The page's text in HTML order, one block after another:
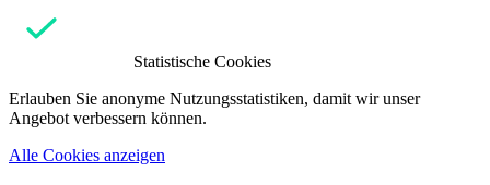
Statistische Cookies
Erlauben Sie anonyme Nutzungsstatistiken, damit wir unser
Angebot verbessern können.
Alle Cookies anzeigen